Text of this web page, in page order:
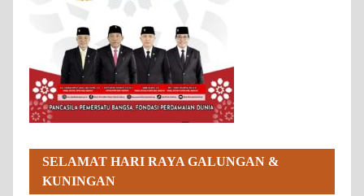
SELAMAT HARI RAYA GALUNGAN &
KUNINGAN